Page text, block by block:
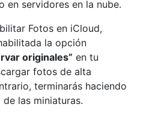
en servidores en la nube.
Fotos en iCloud,
la opción
originales” en tu
fotos de alta
terminarás haciendo
las miniaturas.